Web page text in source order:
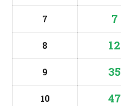
7 7
8 12
9 35
10 47